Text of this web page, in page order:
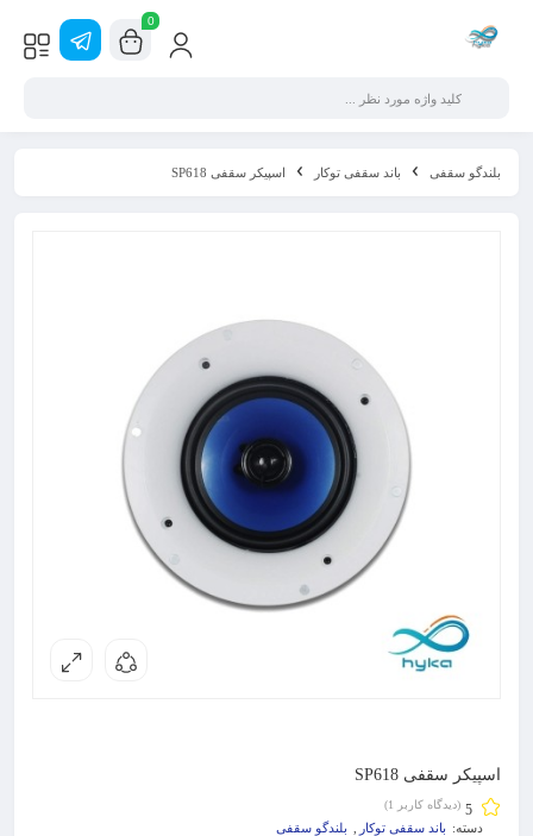
0
بلندگو سقفی باند سقفی توکار اسپیکر سقفی SP618
اسپیکر سقفی SP618
5 (دیدگاه کاربر 1
)
دسته: باند سقفی توکار بلندگو سقفی